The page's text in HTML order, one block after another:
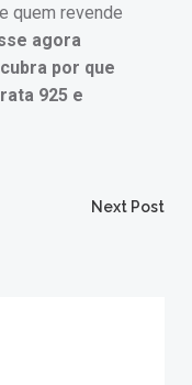
quem revende
agora
por que
925 e
Next Post